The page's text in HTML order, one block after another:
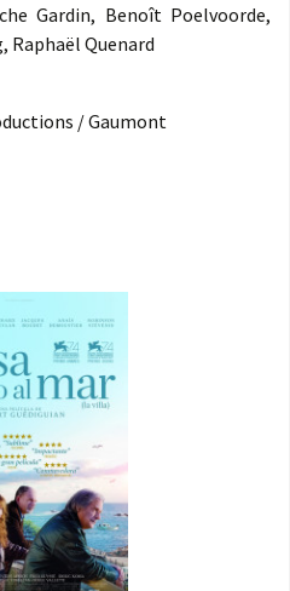
Gardin, Benoît Poelvoorde,
Raphaël Quenard
/ Gaumont